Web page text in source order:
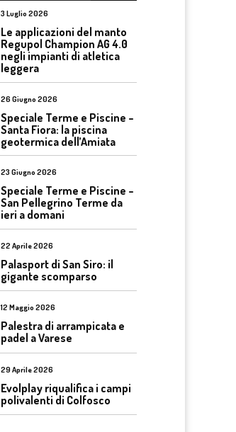
3 Luglio 2026
Le applicazioni del manto
Regupol Champion AG 4.0
negli impianti di atletica
leggera
26 Giugno 2026
Speciale Terme e Piscine –
Santa Fiora: la piscina
geotermica dell’Amiata
23 Giugno 2026
Speciale Terme e Piscine –
San Pellegrino Terme da
ieri a domani
22 Aprile 2026
Palasport di San Siro: il
gigante scomparso
12 Maggio 2026
Palestra di arrampicata e
padel a Varese
29 Aprile 2026
Evolplay riqualifica i campi
polivalenti di Colfosco